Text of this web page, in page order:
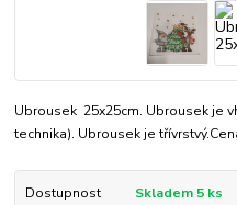
Ubrousek 25x25cm. Ubrousek je
technika). Ubrousek je
Dostupnost Skladem 5 ks